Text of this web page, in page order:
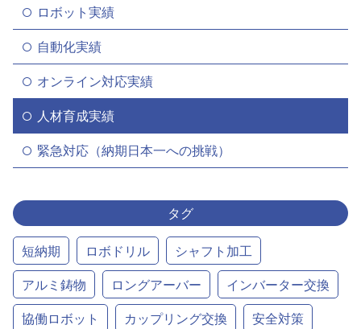
ロボット実績
自動化実績
オンライン対応実績
人材育成実績
緊急対応（納期日本一への挑戦）
タグ
短納期 ロボドリル
シャフト加工
アルミ鋳物
ロングアーバー
インバーター交換
協働ロボット
カップリング交換 安全対策